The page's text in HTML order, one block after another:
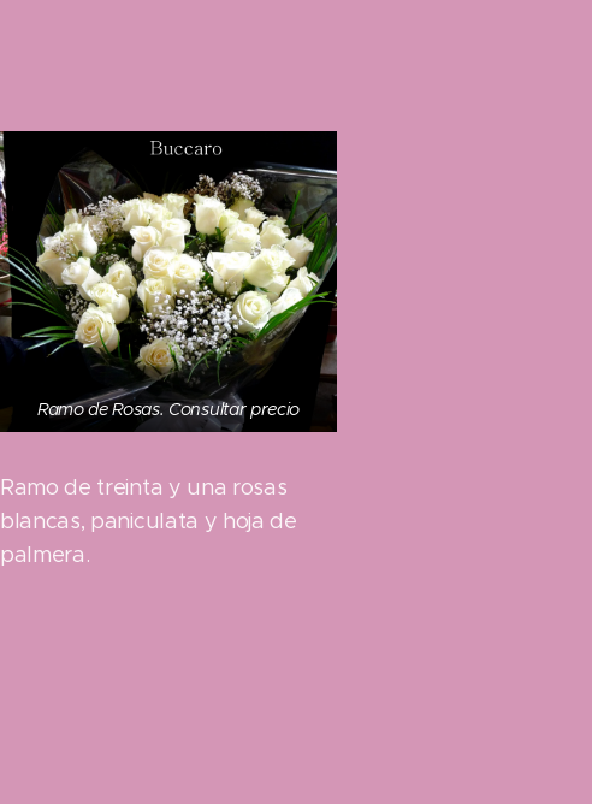
Ramo de Rosas. Consultar precio
Ramo de treinta y una rosas
blancas, paniculata y hoja de
palmera.